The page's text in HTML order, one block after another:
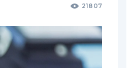
21807